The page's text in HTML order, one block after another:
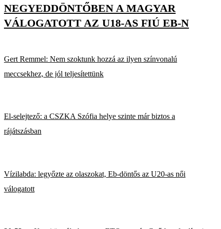
NEGYEDDÖNTŐBEN A MAGYAR
VÁLOGATOTT AZ U18-AS FIÚ EB-N
Gert Remmel: Nem szoktunk hozzá az ilyen színvonalú
meccsekhez, de jól teljesítettünk
El-selejtező: a CSZKA Szófia helye szinte már biztos a
rájátszásban
Vízilabda: legyőzte az olaszokat, Eb-döntős az U20-as női
válogatott